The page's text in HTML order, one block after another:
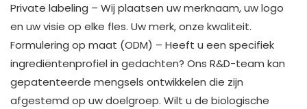
Private labeling – Wij plaatsen uw merknaam, uw logo
en uw visie op elke fles. Uw merk, onze kwaliteit.
Formulering op maat (ODM) – Heeft u een specifiek
ingrediëntenprofiel in gedachten? Ons R&D-team kan
gepatenteerde mengsels ontwikkelen die zijn
afgestemd op uw doelgroep. Wilt u de biologische